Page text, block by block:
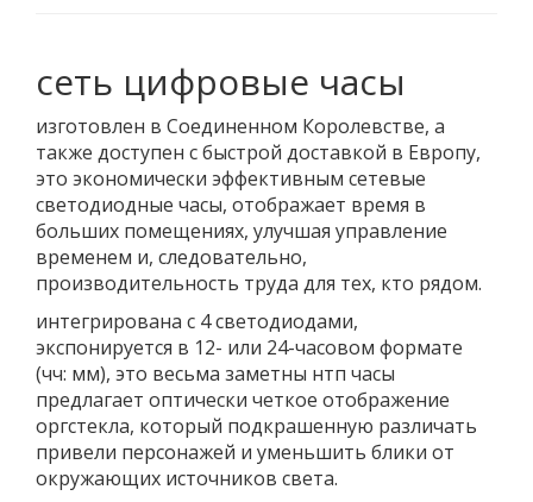
сеть цифровые часы
изготовлен в Соединенном Королевстве, а
также доступен с быстрой доставкой в ​​Европу,
это экономически эффективным сетевые
светодиодные часы, отображает время в
больших помещениях, улучшая управление
временем и, следовательно,
производительность труда для тех, кто рядом.
интегрирована с 4 светодиодами,
экспонируется в 12- или 24-часовом формате
(чч: мм), это весьма заметны нтп часы
предлагает оптически четкое отображение
оргстекла, который подкрашенную различать
привели персонажей и уменьшить блики от
окружающих источников света.